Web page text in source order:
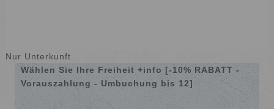
Nur Unterkunft
Wählen Sie Ihre Freiheit +info [-10% RABATT -
Vorauszahlung - Umbuchung bis 12]